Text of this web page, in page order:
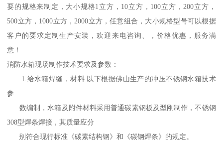
要的规格来制定，大小规格1立方，10立方，100立方，200立方，
500立方，1000立方，2000立方，任意组合，大小规格型号可以根据
客户的要求定制生产安装，欢迎来电咨询、，价格优惠，服务满
意！
消防水箱现场制作技术要求及参数：
1.给水箱焊缝，材料 以下根据佛山生产的冲压不锈钢水箱技术
参
数编制，水箱及附件材料采用普通碳素钢板及型刚制作，不锈钢
308型焊条焊接，其质量应分
别符合现行标准《碳素结构钢》和《碳钢焊条》的规定。